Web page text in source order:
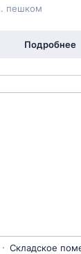
пешком
Подробнее
Складское